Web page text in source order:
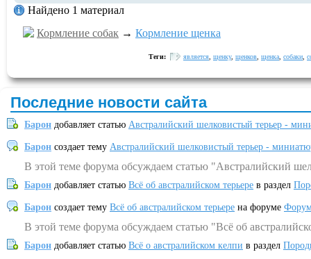
Найдено 1 материал
Кормление собак → Кормление щенка
Теги: является щенку, щенков щенка собаки
Последние новости сайта
Барон добавляет статью Австралийский шелковистый терьер -
Барон создает тему Австралийский шелковистый терьер -
В этой теме форума обсуждаем статью "Австралийский
Барон добавляет статью Всё об австралийском терьере в раздел
Барон создает тему Всё об австралийском терьере на форуме
В этой теме форума обсуждаем статью "Всё об
Барон добавляет статью Всё о австралийском келпи в раздел